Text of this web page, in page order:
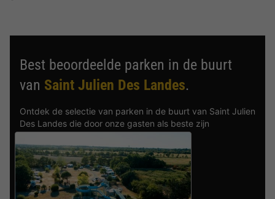
Best beoordeelde parken in de buurt
van Saint Julien Des Landes.
Ontdek de selectie van parken in de buurt van Saint Julien
Des Landes die door onze gasten als beste zijn